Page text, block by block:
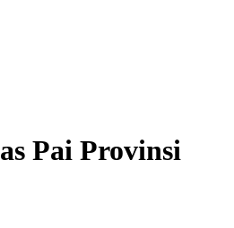
Pai Provinsi